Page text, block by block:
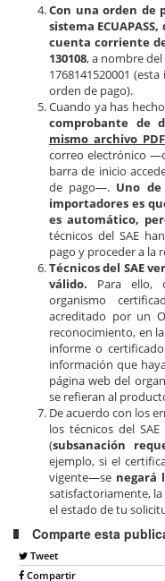
Con una orden de
sistema
cuenta corriente
130108, a nombre del
1768141520001
orden de pago).
Cuando ya has
comprobante de
mismo archivo PDF
correo electrónico
barra de inicio
de pago—. Uno
importadores es
es automático,
técnicos del SAE
pago y proceder a la
Técnicos del SAE
válido. Para ello,
organismo
acreditado por un
reconocimiento, en
informe o
información que
página web del
se refieran al
De acuerdo con los
los técnicos del
(subsanación
ejemplo, si el
vigente—se negará
satisfactoriamente,
el estado de tu
Comparte esta
Tweet
Compartir